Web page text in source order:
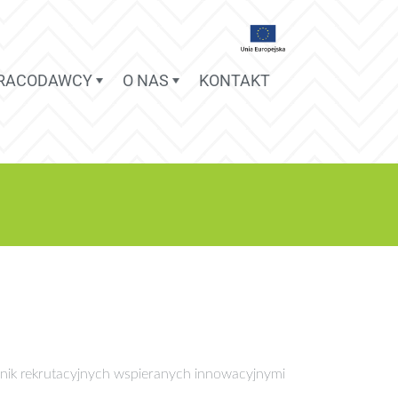
O NAS KONTAKT
rekrutacyjnych wspieranych innowacyjnymi